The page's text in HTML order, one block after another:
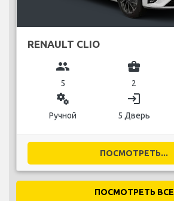
RENAULT CLIO
group
5
business_center
2
miscellaneous_services
Ручной
login
5 Дверь
ПОСМОТРЕТЬ...
ПОСМОТРЕТЬ ВСЕ